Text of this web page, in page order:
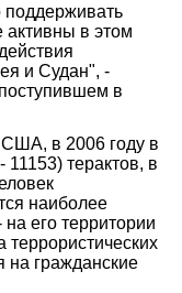
поддерживать
активны в этом
и Судан", -
в
в 2006 году в
терактов, в
наиболее
его территории
на гражданские